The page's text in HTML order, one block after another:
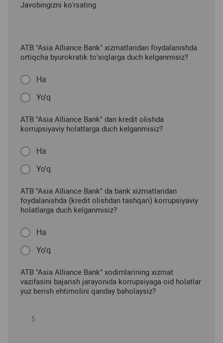
Javobingizni ko'rsating
ATB "Asia Alliance Bank" xizmatlaridan foydalanishda
ortiqcha byurokratik to‘siqlarga duch kelganmisiz?
Ha
Yo'q
ATB "Asia Alliance Bank" dan kredit olishda
korrupsiyaviy holatlarga duch kelganmisiz?
Ha
Yo'q
ATB "Asia Alliance Bank" da bank xizmatlaridan
foydalanishda (kredit olishdan tashqari) korrupsiyaviy
holatlarga duch kelganmisiz?
Ha
Yo'q
ATB "Asia Alliance Bank" xodimlarining xizmat
vazifasini bajarish jarayonida korrupsiyaga oid holatlar
yuz berish ehtimolini qanday baholaysiz?